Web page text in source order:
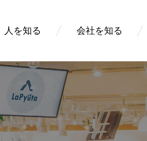
人を知る 会社を知る